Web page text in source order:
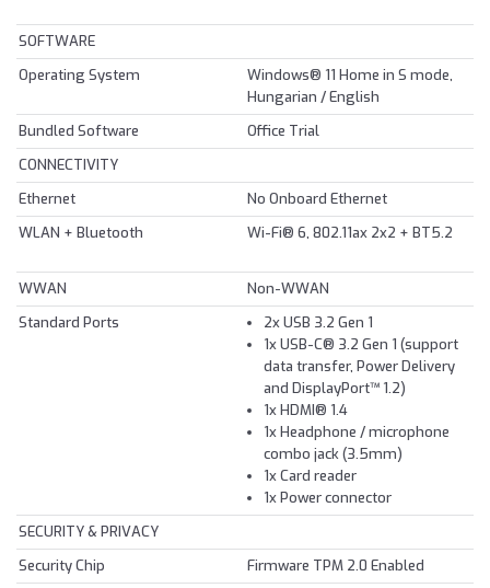
SOFTWARE
Operating System
Windows® 11 Home in S mode,
Hungarian / English
Bundled Software
Office Trial
CONNECTIVITY
Ethernet
No Onboard Ethernet
WLAN + Bluetooth
Wi-Fi® 6, 802.11ax 2x2 + BT5.2
WWAN
Non-WWAN
Standard Ports
2x USB 3.2 Gen 1
1x USB-C® 3.2 Gen 1 (support
data transfer, Power Delivery
and DisplayPort™ 1.2)
1x HDMI® 1.4
1x Headphone / microphone
combo jack (3.5mm)
1x Card reader
1x Power connector
SECURITY & PRIVACY
Security Chip
Firmware TPM 2.0 Enabled